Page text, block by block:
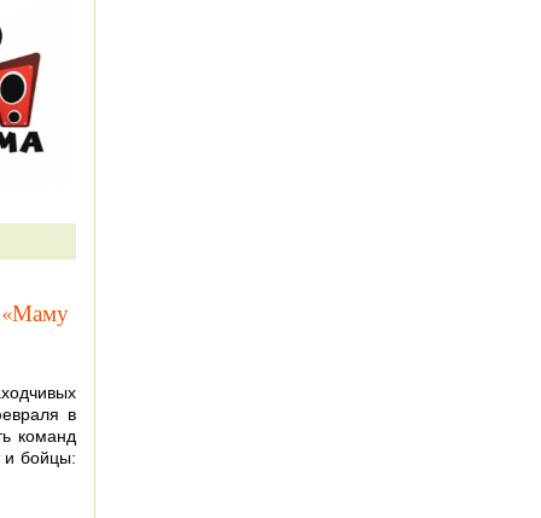
«Маму
в
команд
и бойцы: